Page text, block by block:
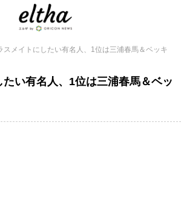
スメイトにしたい有名人、1位は三浦春馬＆ベッキ
い有名人、1位は三浦春馬＆ベッ